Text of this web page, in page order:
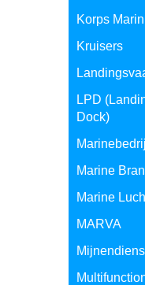
Korps
Kruisers
LPD
Dock)
Marine
Marine
MARVA